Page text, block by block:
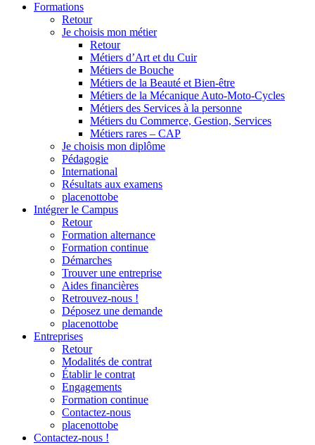
Formations
Retour
Je choisis mon métier
Retour
Métiers d’Art et du Cuir
Métiers de Bouche
Métiers de la Beauté et Bien-être
Métiers de la Mécanique Auto-Moto-Cycles
Métiers des Services à la personne
Métiers du Commerce, Gestion, Services
Métiers rares – CAP
Je choisis mon diplôme
Pédagogie
International
Résultats aux examens
placenottobe
Intégrer le Campus
Retour
Formation alternance
Formation continue
Démarches
Trouver une entreprise
Aides financières
Retrouvez-nous !
Déposez une demande
placenottobe
Entreprises
Retour
Modalités de contrat
Établir le contrat
Engagements
Formation continue
Contactez-nous
placenottobe
Contactez-nous !